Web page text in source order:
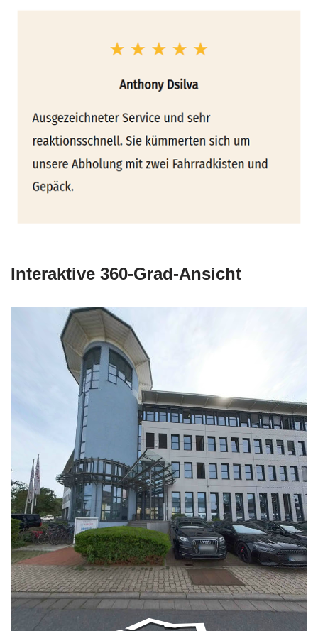
Interaktive 360-Grad-Ansicht